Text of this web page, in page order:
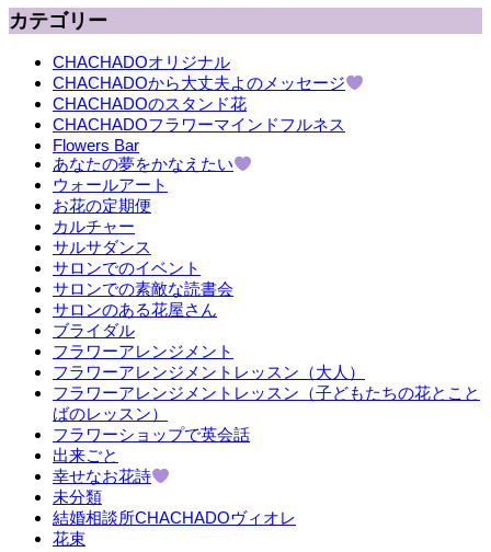
カテゴリー
CHACHADOオリジナル
CHACHADOから大丈夫よのメッセージ
CHACHADOのスタンド花
CHACHADOフラワーマインドフルネス
Flowers Bar
あなたの夢をかなえたい
ウォールアート
お花の定期便
カルチャー
サルサダンス
サロンでのイベント
サロンでの素敵な読書会
サロンのある花屋さん
ブライダル
フラワーアレンジメント
フラワーアレンジメントレッスン（大人）
フラワーアレンジメントレッスン（子どもたちの花とこと
ばのレッスン）
フラワーショップで英会話
出来ごと
幸せなお花詩
未分類
結婚相談所CHACHADOヴィオレ
花束